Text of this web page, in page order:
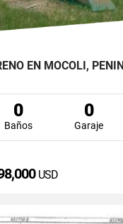
EN MOCOLI,
0
Baños
0
Garaje
USD